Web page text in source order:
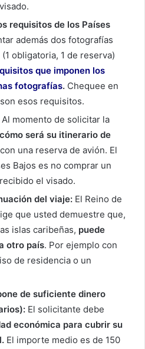
requisitos de los Países
además dos fotografías
obligatoria, 1 de reserva)
que imponen los
fotografías. Chequee en
esos requisitos.
Al momento de solicitar la
será su itinerario de
una reserva de avión. El
Bajos es no comprar un
el visado.
del viaje: El Reino de
que usted demuestre que,
islas caribeñas, puede
otro país. Por ejemplo con
de residencia o un
de suficiente dinero
El solicitante debe
económica para cubrir su
El importe medio es de 150